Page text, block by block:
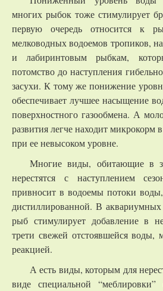
многих рыбок тоже стимулирует
первую очередь относится к
мелководных водоемов тропиков,
и лабиринтовым рыбкам,
потомство до наступления
засухи. К тому же понижение
обеспечивает лучшее насыщение
поверхностного газообмена. А
развития легче находит микрокорм
при ее невысоком уровне.
Многие виды, обитающие в
нерестятся с наступлением
привносит в водоемы потоки
дистиллированной. В аквариумных
рыб стимулирует добавление в
трети свежей отстоявшейся воды,
реакцией.
А есть виды, которым для
виде специальной